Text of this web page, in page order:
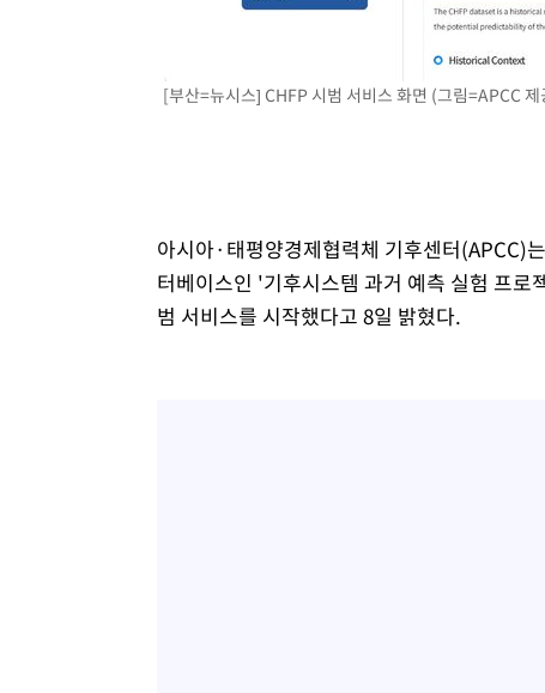
[부산=뉴시스] CHFP 시범 서비스 화면 (그림=APCC
아시아·태평양경제협력체 기후센터(APCC)
터베이스인 '기후시스템 과거 예측 실험 프
범 서비스를 시작했다고 8일 밝혔다.